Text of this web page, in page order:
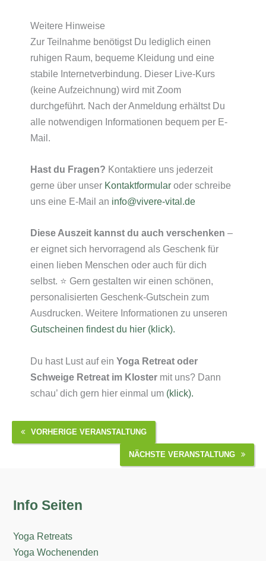
Weitere Hinweise
Zur Teilnahme benötigst Du lediglich einen
ruhigen Raum, bequeme Kleidung und eine
stabile Internetverbindung. Dieser Live-Kurs
(keine Aufzeichnung) wird mit Zoom
durchgeführt. Nach der Anmeldung erhältst Du
alle notwendigen Informationen bequem per E-
Mail.
Hast du Fragen? Kontaktiere uns jederzeit
gerne über unser Kontaktformular oder schreibe
uns eine E-Mail an info@vivere-vital.de
Diese Auszeit kannst du auch verschenken –
er eignet sich hervorragend als Geschenk für
einen lieben Menschen oder auch für dich
selbst. ⭐ Gern gestalten wir einen schönen,
personalisierten Geschenk-Gutschein zum
Ausdrucken. Weitere Informationen zu unseren
Gutscheinen findest du hier (klick).
Du hast Lust auf ein Yoga Retreat oder
Schweige Retreat im Kloster mit uns? Dann
schau’ dich gern hier einmal um (klick).
VORHERIGE VERANSTALTUNG
NÄCHSTE VERANSTALTUNG
Info Seiten
Yoga Retreats
Yoga Wochenenden